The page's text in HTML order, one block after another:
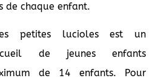
de chaque enfant.
petites luciolesest un
de jeunes enfants
de 14 enfants. Pour